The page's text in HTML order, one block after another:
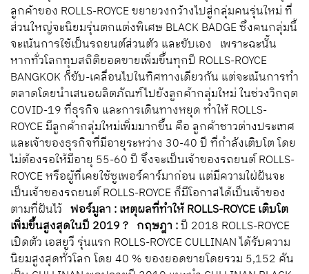
ลูกค้าของ ROLLS-ROYCE ขยายวงกว้างไปสู่กลุ่มคนรุ่นใหม่ ที่
ส่วนใหญ่จะนิยมรุ่นตกแต่งพิเศษ BLACK BADGE ซึ่งคนกลุ่มนี้
จะเน้นการใช้เป็นรถยนต์ส่วนตัว และขับเอง เพราะฉะนั้น
หากทั่วโลกทุบสถิติยอดขายเพิ่มขึ้นทุกปี ROLLS-ROYCE
BANGKOK ก็ขับ-เคลื่อนไปในทิศทางเดียวกัน แต่จะเน้นการทำ
ตลาดโดยนำเสนอผลิตภัณฑ์ไปยังลูกค้ากลุ่มใหม่ ในช่วงวิกฤต
COVID-19 ที่ธุรกิจ และการเดินทางหยุด ทำให้ ROLLS-
ROYCE มีลูกค้ากลุ่มใหม่เพิ่มมากขึ้น คือ ลูกค้าชาวต่างประเทศ
และเจ้าของธุรกิจที่มีอายุระหว่าง 30-40 ปี ที่กำลังเติบโต โดย
ไม่ต้องรอให้มีอายุ 55-60 ปี จึงจะเป็นเจ้าของรถยนต์ ROLLS-
ROYCE หรือผู้ที่เคยใช้ซูเพอร์คาร์มาก่อน แต่มีความใฝ่ฝันจะ
เป็นเจ้าของรถยนต์ ROLLS-ROYCE ก็มีโอกาสได้เป็นเจ้าของ
ตามที่ฝันไว้ ฟอร์มูลา : เหตุผลที่ทำให้ ROLLS-ROYCE เติบโต
เพิ่มขึ้นสูงสุดในปี 2019 ? กฤษฎา :ปี 2018 ROLLS-ROYCE
เปิดตัว เอสยูวี รุ่นแรก ROLLS-ROYCE CULLINAN ได้รับความ
นิยมสูงสุดทั่วโลก โดย 40 % ของยอดขายโดยรวม 5,152 คัน